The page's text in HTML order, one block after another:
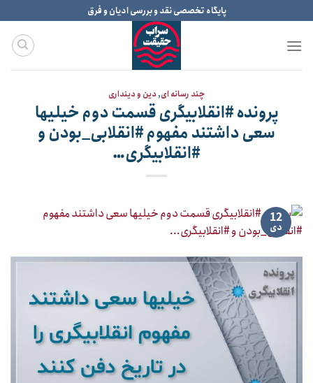
to
content
پایگاه تخصصی نقد و بررسی ادیان و فرق
چند رسانه ای,دین و دینداری
پرونده #انقلابیگری قسمت دوم خیلیها
سعی داشتند مفهوم #انقلابی_بودن و
#انقلابیگری…
12
دی